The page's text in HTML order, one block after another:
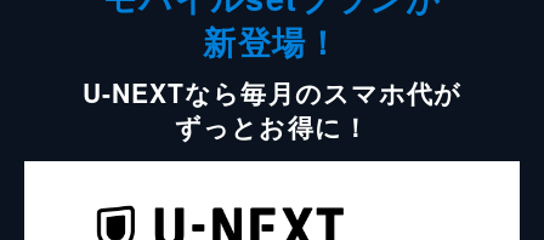
新登場！
U-NEXTなら毎月のスマホ代が
ずっとお得に！